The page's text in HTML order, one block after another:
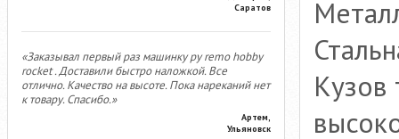
Саратов
«Заказывал первый раз машинку ру remo hobby
rocket . Доставили быстро наложкой. Все
отлично. Качество на высоте. Пока нареканий нет
к товару. Спасибо.»
Артем,
Ульяновск
Кузов